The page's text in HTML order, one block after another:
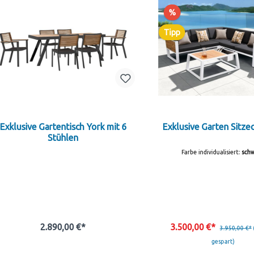
Exklusive Gartentisch York mit 6
Stühlen
2.890,00 €*
%
Tipp
Exklusive Garten
Farbe individualisiert:
3.500,00 €* 3.950,00 €*
gespart)